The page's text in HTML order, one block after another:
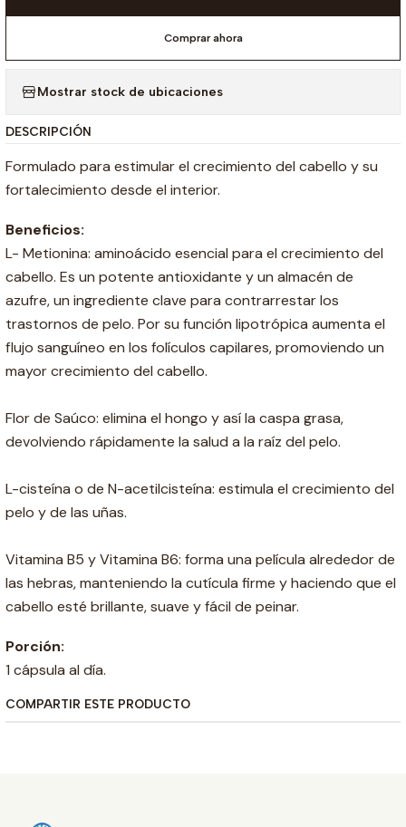
Comprar ahora
Mostrar stock de ubicaciones
DESCRIPCIÓN
Formulado para estimular el crecimiento del cabello y su
fortalecimiento desde el interior.
Beneficios:
L- Metionina: aminoácido esencial para el crecimiento del
cabello. Es un potente antioxidante y un almacén de
azufre, un ingrediente clave para contrarrestar los
trastornos de pelo. Por su función lipotrópica aumenta el
flujo sanguíneo en los folículos capilares, promoviendo un
mayor crecimiento del cabello.
Flor de Saúco: elimina el hongo y así la caspa grasa,
devolviendo rápidamente la salud a la raíz del pelo.
L-cisteína o de N-acetilcisteína: estimula el crecimiento del
pelo y de las uñas.
Vitamina B5 y Vitamina B6: forma una película alrededor de
las hebras, manteniendo la cutícula firme y haciendo que el
cabello esté brillante, suave y fácil de peinar.
Porción:
1 cápsula al día.
COMPARTIR ESTE PRODUCTO